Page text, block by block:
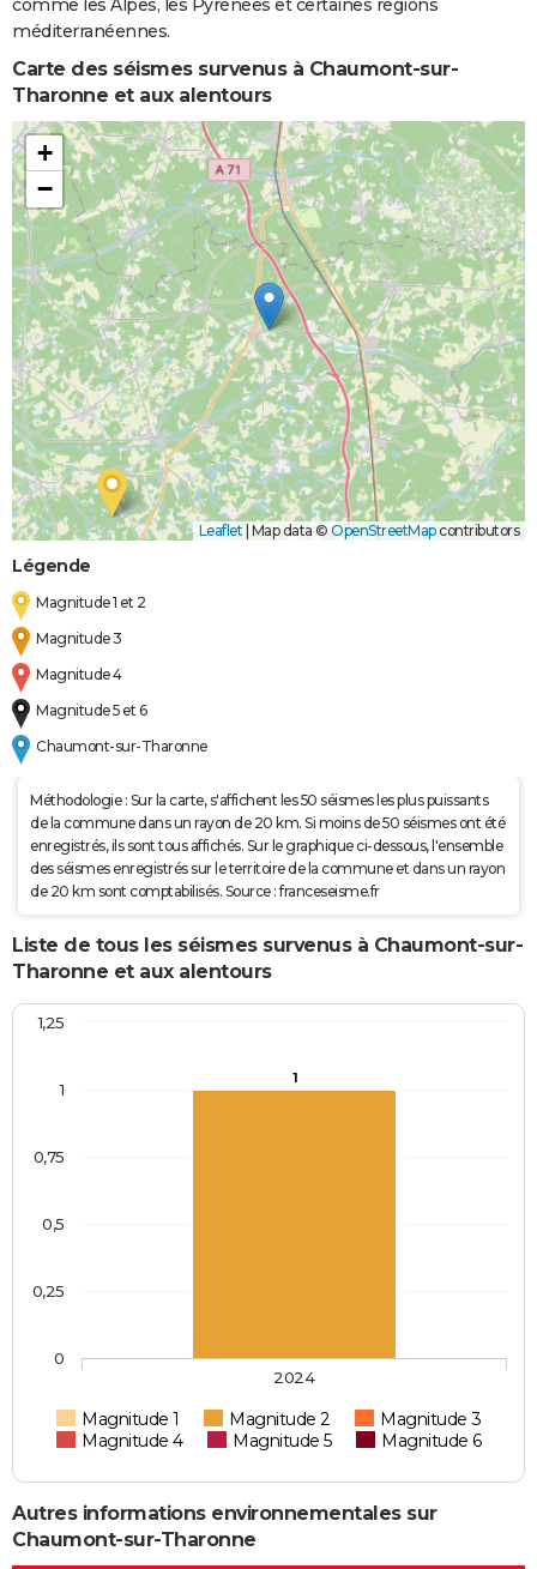
comme les Alpes, les Pyrénées et certaines régions
méditerranéennes.
Carte des séismes survenus à Chaumont-sur-
Tharonne et aux alentours
+
−
Leaflet Map data © OpenStreetMapcontributors
Légende
Magnitude 1 et 2
Magnitude 3
Magnitude 4
Magnitude 5 et 6
Chaumont-sur-Tharonne
Méthodologie : Sur la carte, s'affichent les 50 séismes les plus puissants
de la commune dans un rayon de 20 km. Si moins de 50 séismes ont été
enregistrés, ils sont tous affichés. Sur le graphique ci-dessous, l'ensemble
des séismes enregistrés sur le territoire de la commune et dans un rayon
de 20 km sont comptabilisés. Source : franceseisme.fr
Liste de tous les séismes survenus à Chaumont-sur-
Tharonne et aux alentours
1
Magnitude 1 Magnitude 2
Magnitude 3
Magnitude 4
Magnitude 5 Magnitude 6
2024
0
0,25
0,5
0,75
1
1,25
Autres informations environnementales sur
Chaumont-sur-Tharonne